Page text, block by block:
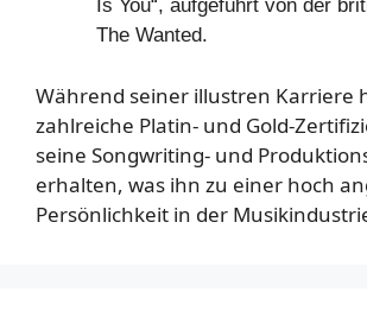
Is You“, aufgeführt von der
The Wanted.
Während seiner illustren Karriere
zahlreiche Platin- und Gold-
seine Songwriting- und
erhalten, was ihn zu einer hoch
Persönlichkeit in der